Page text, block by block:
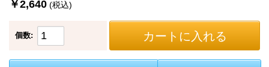
￥2,640 (税込)
個数: カートに入れる